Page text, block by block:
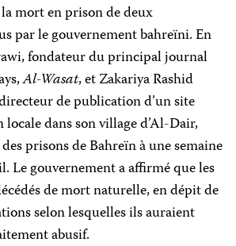
mort en prison de deux
par le gouvernement bahreïni. En
fondateur du principal journal
Al-Wasat, et Zakariya Rashid
de publication d’un site
dans son village d’Al-Dair,
prisons de Bahreïn à une semaine
Le gouvernement a affirmé que les
de mort naturelle, en dépit de
selon lesquelles ils auraient
abusif.